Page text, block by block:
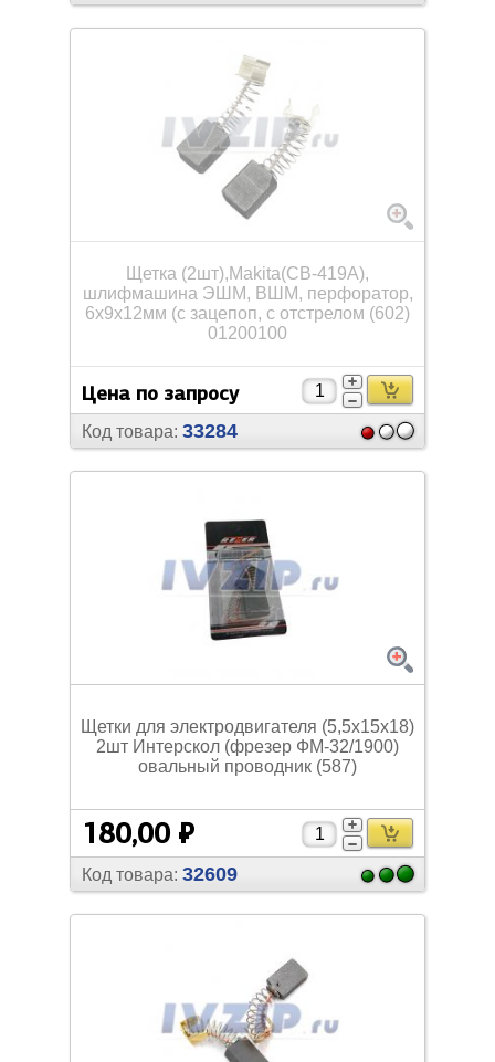
Щетка (2шт),Мakita(СВ-419А),
шлифмашина ЭШМ, ВШМ, перфоратор,
6х9х12мм (с зацепоп, с отстрелом (602)
01200100
Цена по запросу
Код товара: 33284
Щетки для электродвигателя (5,5х15х18)
2шт Интерскол (фрезер ФМ-32/1900)
овальный проводник (587)
180,00 ₽
Код товара: 32609